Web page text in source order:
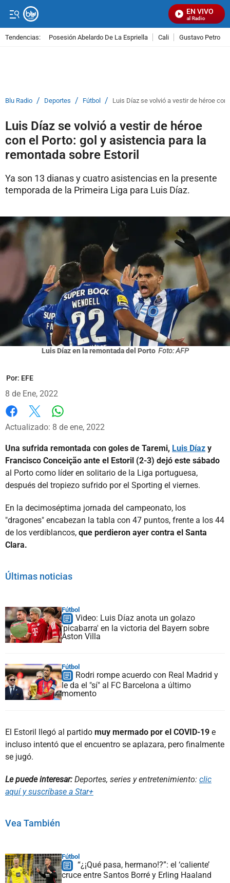
EN VIVO
Señal Visual Radio
Tendencias: Posesión Abelardo De La Espriella Cali Gustavo Petro
Blu Radio / Deportes / Fútbol / Luis Díaz se volvió a vestir de héroe
Luis Díaz se volvió a vestir de héroe
con el Porto: gol y asistencia para la
remontada sobre Estoril
Ya son 13 dianas y cuatro asistencias en la presente
temporada de la Primeira Liga para Luis Díaz.
Luis Díaz en la remontada del Porto Foto: AFP
Por: EFE
8 de Ene, 2022
Facebook
X
Actualizado: 8 de ene, 2022
Una sufrida remontada con goles de Taremi, Luis Díaz y
Francisco Conceição ante el Estoril (2-3) dejó este sábado
al Porto como líder en solitario de la Liga portuguesa,
después del tropiezo sufrido por el Sporting el viernes.
En la decimoséptima jornada del campeonato, los
"dragones" encabezan la tabla con 47 puntos, frente a los 44
de los verdiblancos, que perdieron ayer contra el Santa
Clara.
Últimas noticias
Fútbol
Video: Luis Díaz anota un golazo
'picabarra' en la victoria del Bayern sobre
Aston Villa
Fútbol
Rodri rompe acuerdo con Real Madrid y
le da el "sí" al FC Barcelona a último
momento
El Estoril llegó al partido muy mermado por el COVID-19 e
incluso intentó que el encuentro se aplazara, pero finalmente
se jugó.
Le puede interesar: Deportes, series y entretenimiento: clic
aquí y suscríbase a Star+
Vea También
Fútbol
“¿¡Qué pasa, hermano!?”: el ‘caliente’
cruce entre Santos Borré y Erling Haaland